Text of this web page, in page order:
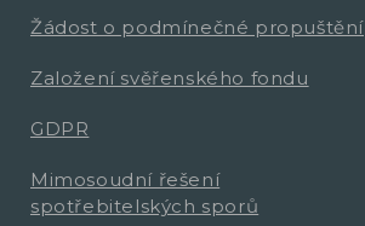
Žádost o podmínečné propuštění
Založení svěřenského fondu
GDPR
Mimosoudní řešení
spotřebitelských sporů